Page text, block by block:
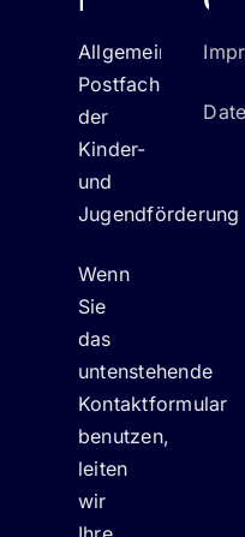
Allgemeines
Postfach
der
Kinder-
und
Jugendförderung
Wenn
Sie
das
untenstehende
Kontaktformular
benutzen,
leiten
wir